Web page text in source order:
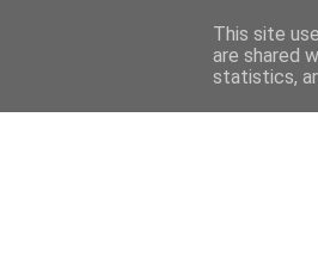
This site
are shared
statistics,